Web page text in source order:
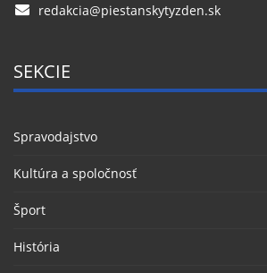
redakcia@piestanskytyzden.sk
SEKCIE
Spravodajstvo
Kultúra a spoločnosť
Šport
História